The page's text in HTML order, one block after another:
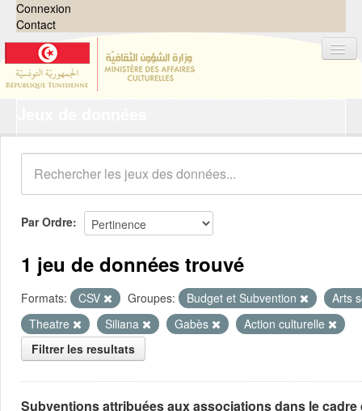
Connexion
Contact
Organisations
Groupes
Demandes 0
À propos
Par Ordre
1 jeu de données trouvé
Formats: CSV Groupes: Budget et Subvention
Arts
Theatre
Siliana Gabès
Action culturelle
Filtrer les resultats
Subventions attribuées aux associations dans le